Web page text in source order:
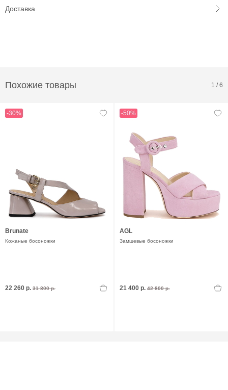
Доставка
Похожие товары 1 /6
-30%
Brunate
Кожаные босоножки
22 260 р. 31 800 р.
-50%
AGL
Замшевые босоножки
21 400 р. 42 800 р.